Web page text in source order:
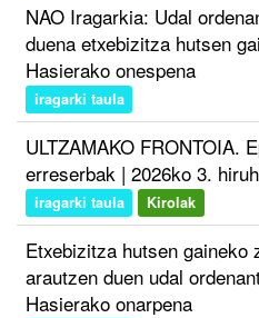
NAO Iragarkia: Udal
duena etxebizitza hutsen
Hasierako onespena
iragarki taula
ULTZAMAKO FRONTOIA.
erreserbak | 2026ko 3.
iragarki taula Kirolak
Etxebizitza hutsen gaineko
arautzen duen udal
Hasierako onarpena